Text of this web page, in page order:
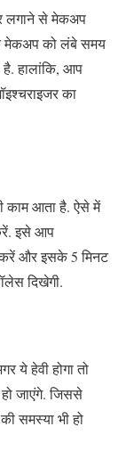
लगाने से मेकअप
मेकअप को लंबे समय
हालांकि, आप
का
काम आता है. ऐसे में
इसे आप
करें और इसके 5 मिनट
दिखेगी.
ये हेवी होगा तो
जाएंगे. जिससे
समस्‍या भी हो